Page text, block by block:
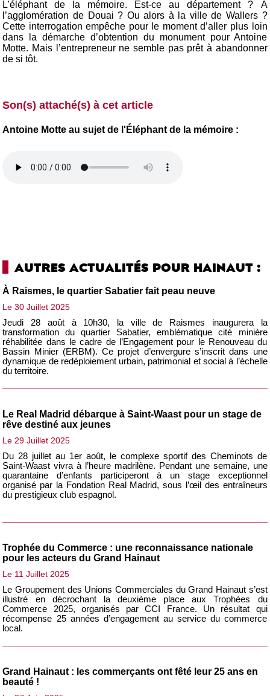
L’éléphant de la mémoire. Est-ce au département ? À
l’agglomération de Douai ? Ou alors à la ville de Wallers ?
Cette interrogation empêche pour le moment d’aller plus loin
dans la démarche d’obtention du monument pour Antoine
Motte. Mais l’entrepreneur ne semble pas prêt à abandonner
de si tôt.
Son(s) attaché(s) à cet article
Antoine Motte au sujet de l'Éléphant de la mémoire :
AUTRES ACTUALITÉS POUR HAINAUT :
À Raismes, le quartier Sabatier fait peau neuve
Le 30 Juillet 2025
Jeudi 28 août à 10h30, la ville de Raismes inaugurera la
transformation du quartier Sabatier, emblématique cité minière
réhabilitée dans le cadre de l’Engagement pour le Renouveau du
Bassin Minier (ERBM). Ce projet d’envergure s’inscrit dans une
dynamique de redéploiement urbain, patrimonial et social à l’échelle
du territoire.
Le Real Madrid débarque à Saint-Waast pour un stage de
rêve destiné aux jeunes
Le 29 Juillet 2025
Du 28 juillet au 1er août, le complexe sportif des Cheminots de
Saint-Waast vivra à l’heure madrilène. Pendant une semaine, une
quarantaine d’enfants participeront à un stage exceptionnel
organisé par la Fondation Real Madrid, sous l’œil des entraîneurs
du prestigieux club espagnol.
Trophée du Commerce : une reconnaissance nationale
pour les acteurs du Grand Hainaut
Le 11 Juillet 2025
Le Groupement des Unions Commerciales du Grand Hainaut s’est
illustré en décrochant la deuxième place aux Trophées du
Commerce 2025, organisés par CCI France. Un résultat qui
récompense 25 années d’engagement au service du commerce
local.
Grand Hainaut : les commerçants ont fêté leur 25 ans en
beauté !